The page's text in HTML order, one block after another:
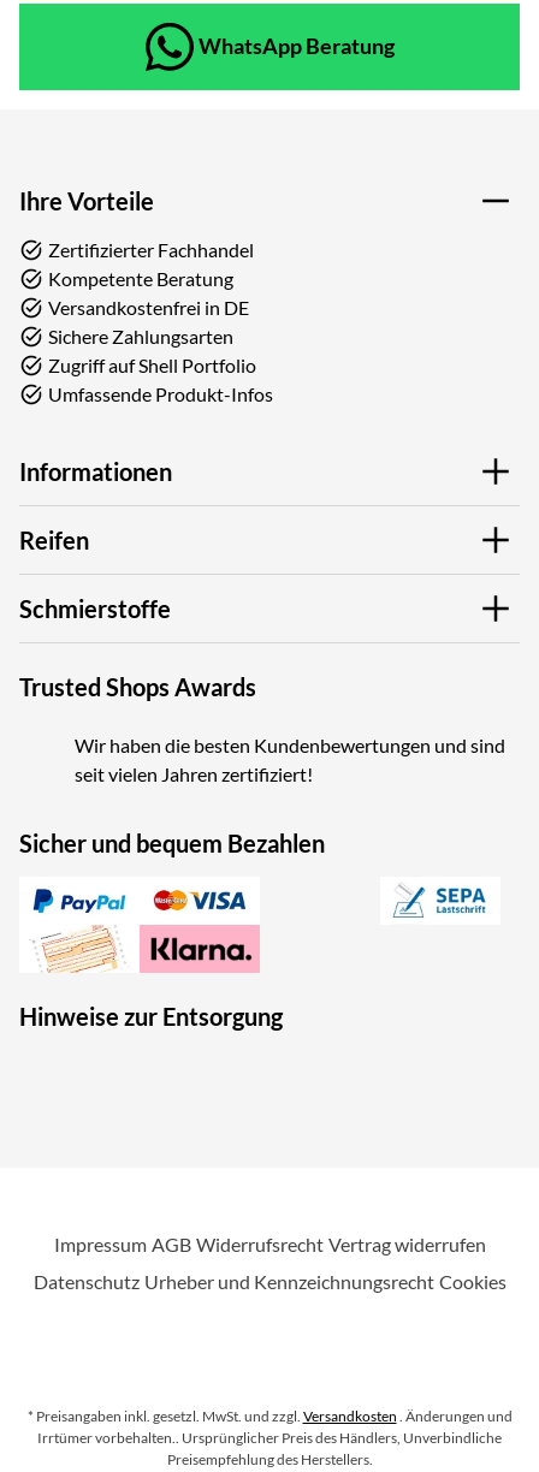
WhatsApp Beratung
Ihre Vorteile
Zertifizierter Fachhandel
Kompetente Beratung
Versandkostenfrei in DE
Sichere Zahlungsarten
Zugriff auf Shell Portfolio
Umfassende Produkt-Infos
Informationen
Reifen
Schmierstoffe
Trusted Shops Awards
Wir haben die besten Kundenbewertungen und sind
seit vielen Jahren zertifiziert!
Sicher und bequem Bezahlen
Hinweise zur Entsorgung
Impressum AGB Widerrufsrecht Vertrag widerrufen
Datenschutz Urheber und Kennzeichnungsrecht Cookies
* Preisangaben inkl. gesetzl. MwSt. und zzgl. Versandkosten . Änderungen und
Irrtümer vorbehalten.
. Ursprünglicher Preis des Händlers, Unverbindliche
Preisempfehlung des Herstellers.